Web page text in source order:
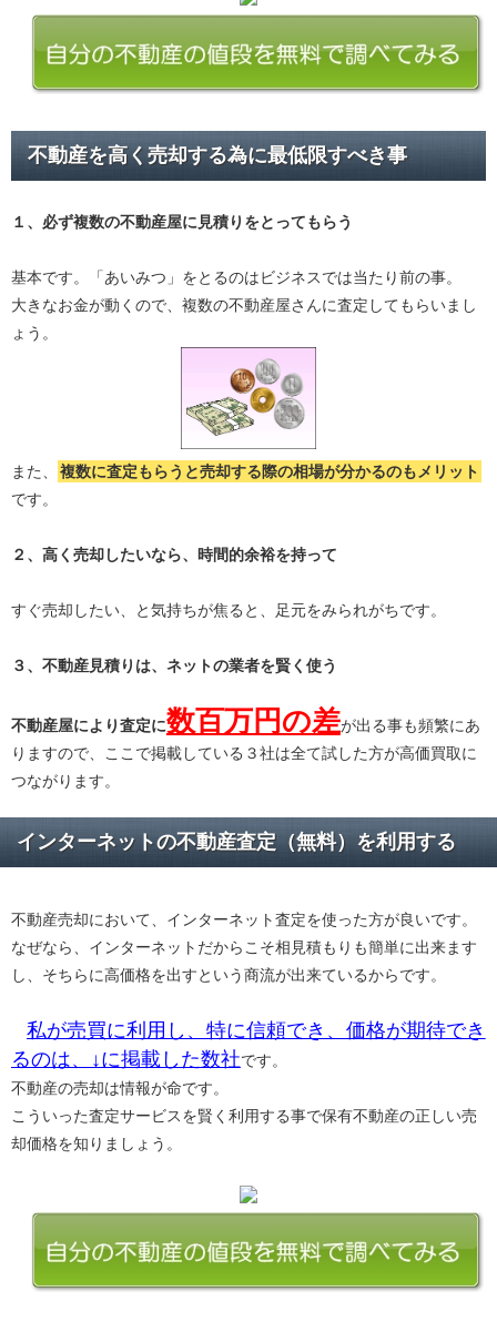
不動産を高く売却する為に最低限すべき事
１、必ず複数の不動産屋に見積り をとってもらう
基本です。「あいみつ」をとるのはビジネスでは当たり前の事。
大きなお金が動くので、複数の不動産屋さんに査定してもらいまし
ょう。
また、 複数に査定もらうと売却する際の相場が分かるのもメリット
です。
２、高く売却したいなら、時間的余裕を持って
すぐ売却したい、と気持ちが焦ると、足元をみられがちです。
３、不動産見積りは、ネットの業者を賢く使う
不動産屋により査定に数百万円の差が出る事も頻繁にあ
りますので、ここで掲載している３社は全て試した方が高価買取に
つながります。
インターネットの不動産査定（無料）を利用する
不動産売却において、インターネット査定を使った方が良いです。
なぜなら、インターネットだからこそ相見積もりも簡単に出来ます
し、そちらに高価格を出すという商流が出来ているからです。
私が売買に利用し、特に信頼でき、価格が期待でき
るのは、↓に掲載した数社です。
不動産の売却は情報が命です。
こういった査定サービスを賢く利用する事で保有不動産の正しい売
却価格を知りましょう。